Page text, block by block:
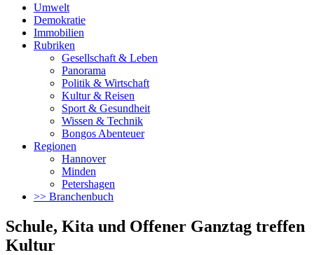
Umwelt
Demokratie
Immobilien
Rubriken
Gesellschaft & Leben
Panorama
Politik & Wirtschaft
Kultur & Reisen
Sport & Gesundheit
Wissen & Technik
Bongos Abenteuer
Regionen
Hannover
Minden
Petershagen
>> Branchenbuch
Schule, Kita und Offener Ganztag treffen
Kultur